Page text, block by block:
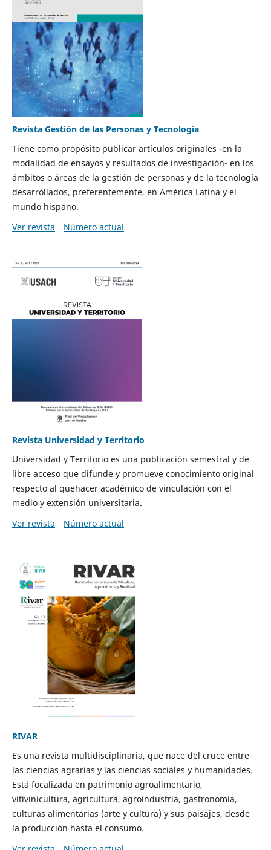
Revista Gestión de las Personas y Tecnología
Tiene como propósito publicar artículos originales -en la
modalidad de ensayos y resultados de investigación- en los
ámbitos o áreas de la gestión de personas y de la tecnología
desarrollados, preferentemente, en América Latina y el
mundo hispano.
Ver revista
Número actual
Revista Universidad y Territorio
Universidad y Territorio es una publicación semestral y de
libre acceso que difunde y promueve conocimiento original
respecto al quehacer académico de vinculación con el
medio y extensión universitaria.
Ver revista
Número actual
RIVAR
Es una revista multidisciplinaria, que nace del cruce entre
las ciencias agrarias y las ciencias sociales y humanidades.
Está focalizada en patrimonio agroalimentario,
vitivinicultura, agricultura, agroindustria, gastronomía,
culturas alimentarias (arte y cultura) y sus paisajes, desde
la producción hasta el consumo.